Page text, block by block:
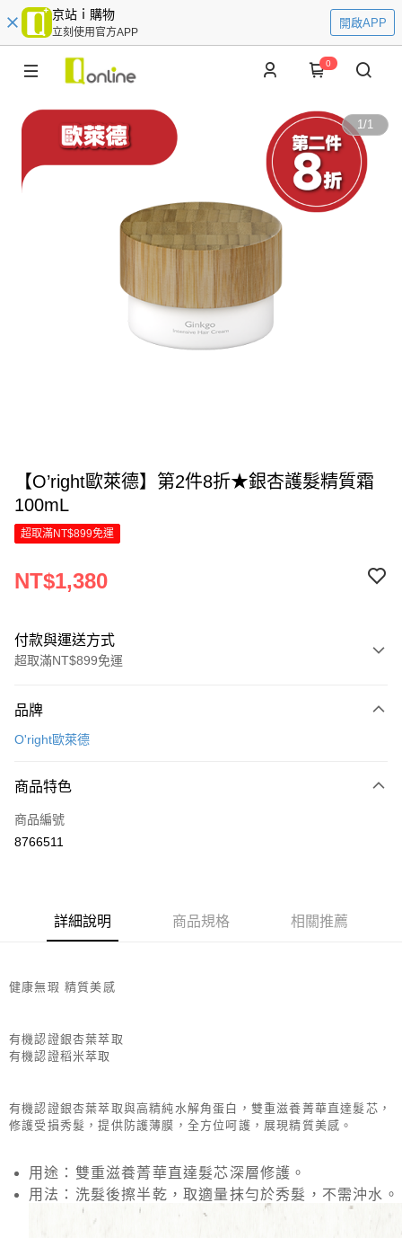
京站ｉ購物
立刻使用官方APP
開啟APP
0
1/1
【O’right歐萊德】第2件8折★銀杏護髮精質霜
100mL
超取滿NT$899免運
NT$1,380
付款與運送方式
超取滿NT$899免運
信用卡一次付款
Apple Pay
街口支付
全盈+PAY
【大哥付你分期使用說明】
流程，驗證手機門號後，選擇欲分期的期數、繳款截止日，確認付款後即完
成交易。
消。如遇「轉專審核」未通過狀況，表示未達大哥付你分期系統評分，恕無
法說明評估內容。
醒簡訊。
2.透過簡訊連結打開帳單後，可選擇「超商條碼／台灣大直營門市／銀行轉
帳／街口支付／iPASS MONEY」等通路繳費。
相關說明
【關於「AFTEE先享後付」】
１．簡單：不需註冊會員、不需綁卡、不需儲值。
２．便利：只要手機號碼，簡訊認證，即可結帳。
３．安心：先確認商品／服務後，再付款。
【「AFTEE先享後付」結帳流程】
１．於結帳方式選擇「AFTEE先享後付」後，將跳轉至「AFTEE先享後付」
結帳頁面，進行簡訊認證並確認金額後，即可完成結帳。
２．訂單成立數日內，您將收到繳費通知簡訊。
ATM付款
運送方式
每筆NT$70，滿NT$899(含以上)免運費
付款後7-11取貨
每筆NT$70，滿NT$899(含以上)免運費
品牌
O'right歐萊德
商品特色
商品編號
8766511
詳細說明 商品規格 相關推薦
健康無瑕 精質美感
有機認證銀杏葉萃取
有機認證稻米萃取
有機認證銀杏葉萃取與高精純水解角蛋白，雙重滋養菁華直達髮芯，
修護受損秀髮，提供防護薄膜，全方位呵護，展現精質美感。
用途：雙重滋養菁華直達髮芯深層修護。
用法：洗髮後擦半乾，取適量抹勻於秀髮，不需沖水。